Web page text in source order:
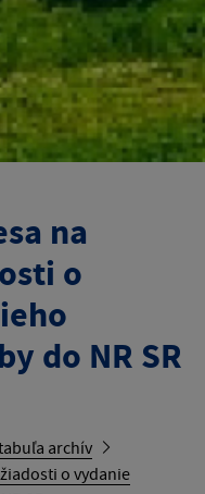
na
o
do NR SR
archív
o vydanie